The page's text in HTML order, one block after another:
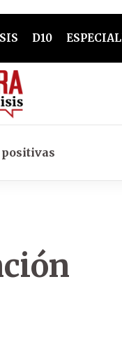
D10